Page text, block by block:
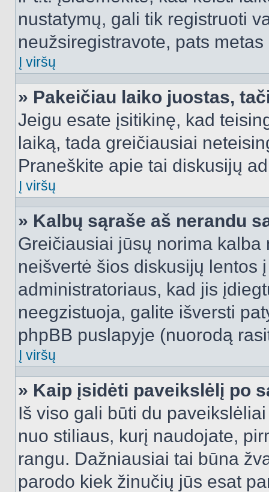
nustatymų, gali tik registruoti
neužsiregistravote, pats
Į viršų
» Pakeičiau laiko juostas,
Jeigu esate įsitikinę, kad
laiką, tada greičiausiai
Praneškite apie tai diskusijų
Į viršų
» Kalbų sąraše aš nerandu
Greičiausiai jūsų norima
neišvertė šios diskusijų lentos
administratoriaus, kad jis
neegzistuoja, galite išversti
phpBB puslapyje (nuorodą
Į viršų
» Kaip įsidėti paveikslėlį po
Iš viso gali būti du
nuo stiliaus, kurį naudojate,
rangu. Dažniausiai tai būna
parodo kiek žinučių jūs esat